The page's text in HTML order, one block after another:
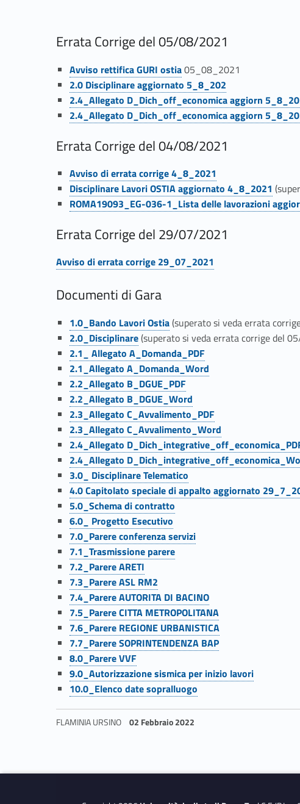
a
d
e
g
u
a
m
e
n
t
o
d
e
l
l
’
i
m
m
o
b
i
l
e
Errata Corrige del 05/08/2021
Link identifier #identifier__37145-11
Avviso rettifica GURI ostia05_08_2021
Link identifier #identifier__100767-12
2.0 Disciplinare aggiornato 5_8_202
Link identifier #identifier__20209-13
2.4_Allegato D_Dich_off_economica aggiorn
Link identifier #identifier__149185-14
2.4_Allegato D_Dich_off_economica aggiorn
Errata Corrige del 04/08/2021
Link identifier #identifier__25584-15
Avviso di errata corrige 4_8_2021
Link identifier #identifier__65469-16
Disciplinare Lavori OSTIA aggiornato 4_8_2021
Link identifier #identifier__45335-17
ROMA19093_EG-036-1_Lista delle lavorazioni
Errata Corrige del 29/07/2021
Avviso di errata corrige 29_07_2021
Documenti di Gara
Link identifier #identifier__90012-19
1.0_Bando Lavori Ostia(superato si veda errata
Link identifier #identifier__65907-20
2.0_Disciplinare(superato si veda errata corrige del
Link identifier #identifier__168181-21
2.1_ Allegato A_Domanda_PDF
Link identifier #identifier__58225-22
2.1_Allegato A_Domanda_Word
Link identifier #identifier__180501-23
2.2_Allegato B_DGUE_PDF
Link identifier #identifier__70235-24
2.2_Allegato B_DGUE_Word
Link identifier #identifier__167118-25
2.3_Allegato C_Avvalimento_PDF
Link identifier #identifier__17078-26
2.3_Allegato C_Avvalimento_Word
Link identifier #identifier__187557-27
2.4_Allegato
Link identifier #identifier__79186-28
2.4_Allegato
Link identifier #identifier__20191-29
3.0_ Disciplinare Telematico
Link identifier #identifier__38768-30
4.0 Capitolato speciale di appalto aggiornato
Link identifier #identifier__145744-31
5.0_Schema di contratto
Link identifier #identifier__78104-32
6.0_ Progetto Esecutivo
Link identifier #identifier__4144-33
7.0_Parere conferenza servizi
Link identifier #identifier__50714-34
7.1_Trasmissione parere
Link identifier #identifier__28857-35
7.2_Parere ARETI
Link identifier #identifier__135680-36
7.3_Parere ASL RM2
Link identifier #identifier__159700-37
7.4_Parere AUTORITA DI BACINO
Link identifier #identifier__76590-38
7.5_Parere CITTA METROPOLITANA
Link identifier #identifier__24525-39
7.6_Parere REGIONE URBANISTICA
Link identifier #identifier__37977-40
7.7_Parere SOPRINTENDENZA BAP
Link identifier #identifier__20627-41
8.0_Parere VVF
Link identifier #identifier__119845-42
9.0_Autorizzazione sismica per inizio lavori
Link identifier #identifier__2433-43
10.0_Elenco date sopralluogo
FLAMINIA URSINO 02 Febbraio 2022